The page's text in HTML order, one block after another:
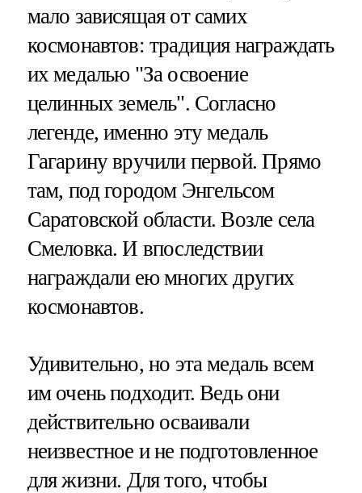
мало зависящая от самих
космонавтов: традиция награждать
их медалью "За освоение
целинных земель". Согласно
легенде, именно эту медаль
Гагарину вручили первой. Прямо
там, под городом Энгельсом
Саратовской области. Возле села
Смеловка. И впоследствии
награждали ею многих других
космонавтов.
Удивительно, но эта медаль всем
им очень подходит. Ведь они
действительно осваивали
неизвестное и не подготовленное
для жизни. Для того, чтобы